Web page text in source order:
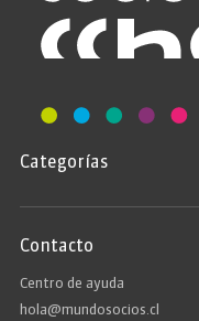
Categorías
Contacto
Centro de ayuda
hola@mundosocios.cl